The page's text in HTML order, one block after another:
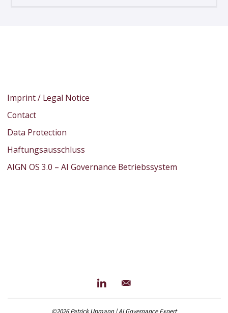
Imprint / Legal Notice
Contact
Data Protection
Haftungsausschluss
AIGN OS 3.0 – AI Governance Betriebssystem